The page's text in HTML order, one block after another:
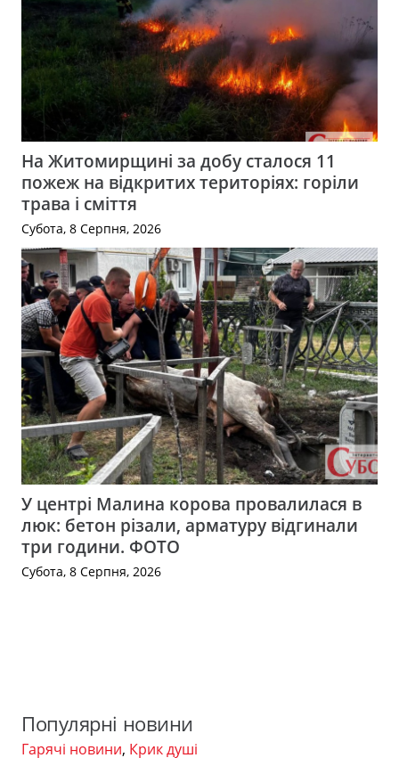
На Житомирщині за добу сталося 11
пожеж на відкритих територіях: горіли
трава і сміття
Субота, 8 Серпня, 2026
У центрі Малина корова провалилася в
люк: бетон різали, арматуру відгинали
три години. ФОТО
Субота, 8 Серпня, 2026
Популярні новини
Гарячі новини, Крик душі